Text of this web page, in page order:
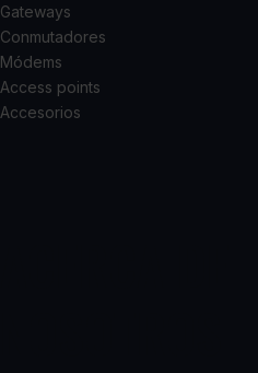
Gateways
Conmutadores
Módems
Access points
Accesorios